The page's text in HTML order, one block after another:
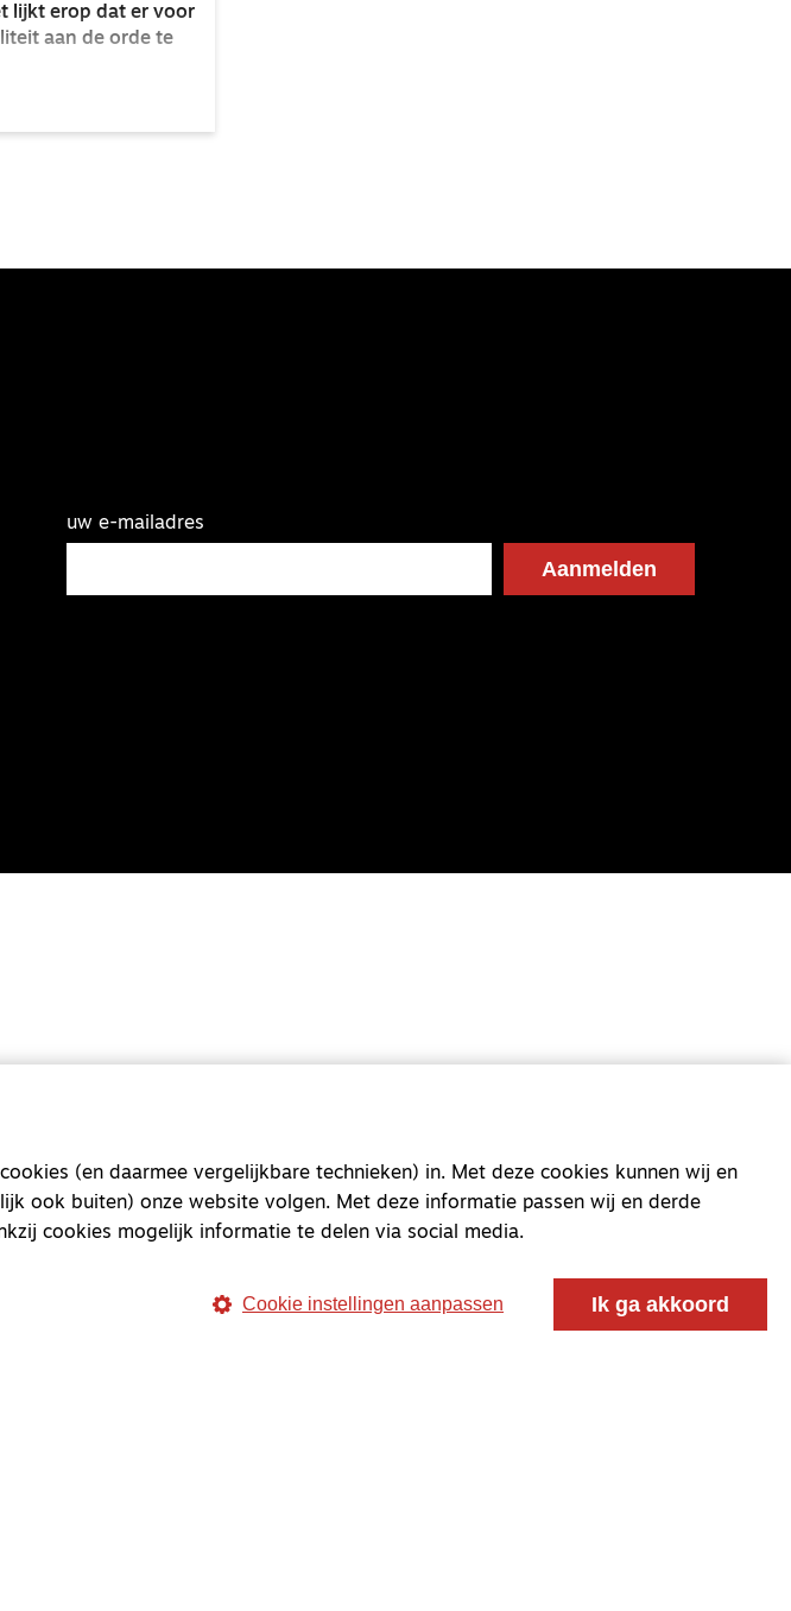
lijkt erop dat er voor
aan de orde te
uw e-mailadres
Onderweg is een platform voor ontmoeting, vorming en gesprek voor christenen
onderweg, in het bijzonder voor de Nederlandse Gereformeerde Kerken.
Kvk-nummer 33277063
(en daarmee vergelijkbare technieken) in. Met deze cookies kunnen wij en
ook buiten) onze website volgen. Met deze informatie passen wij en derde
cookies mogelijk informatie te delen via social media.
Cookie instellingen aanpassen Ik ga akkoord